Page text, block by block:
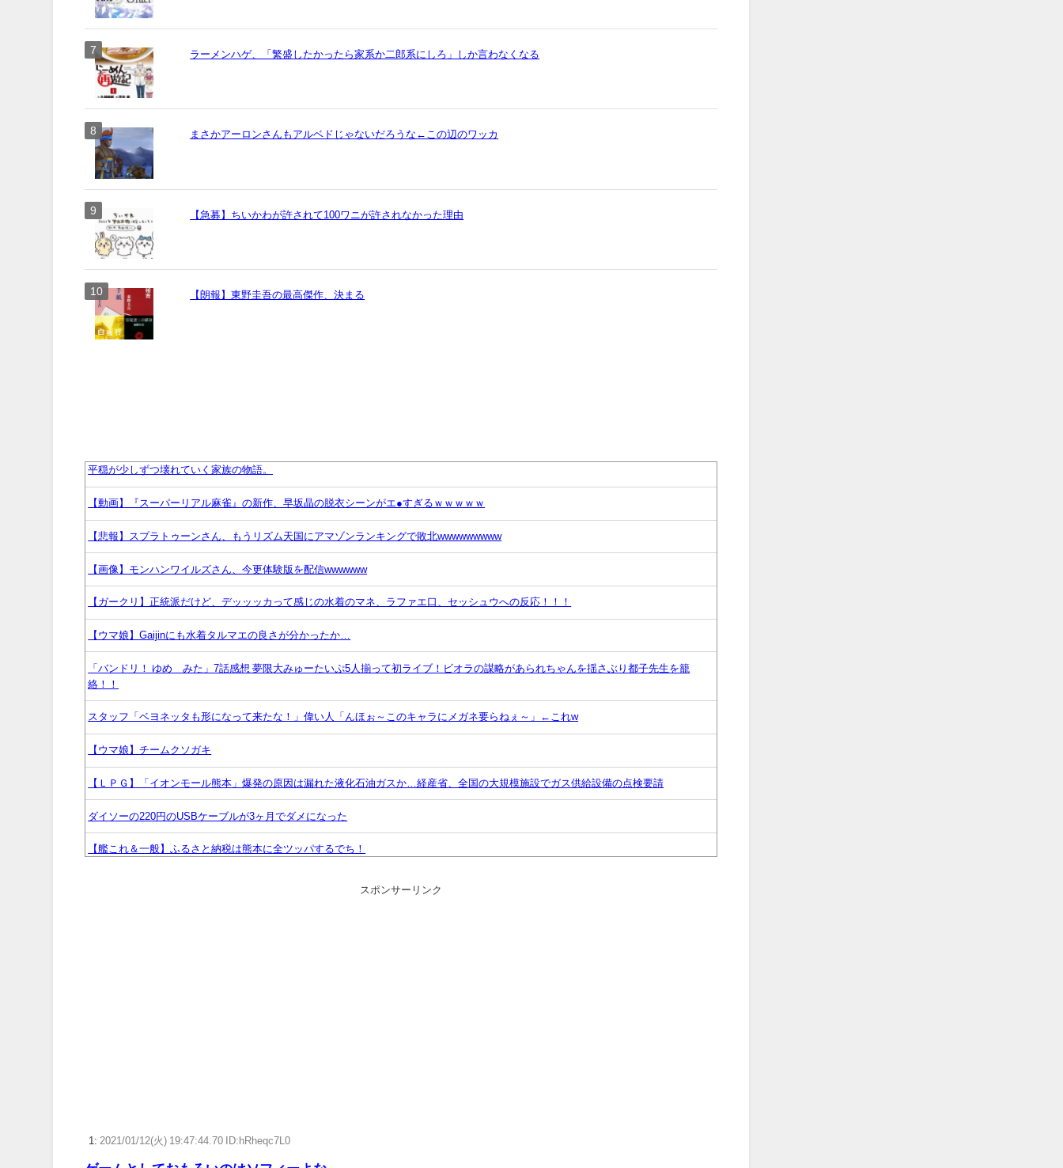
ラーメンハゲ、「繁盛したかったら家系か二郎系にしろ」しか言わなくなる
まさかアーロンさんもアルベドじゃないだろうな←この辺のワッカ
【急募】ちいかわが許されて100ワニが許されなかった理由
【朗報】東野圭吾の最高傑作、決まる
平穏が少しずつ壊れていく家族の物語。
【動画】『スーパーリアル麻雀』の新作、早坂晶の脱衣シーンがエ●すぎるｗｗｗｗｗ
【悲報】スプラトゥーンさん、もうリズム天国にアマゾンランキングで敗北wwwwwwwww
【画像】モンハンワイルズさん、今更体験版を配信wwwwww
【ガークリ】正統派だけど、デッッッカって感じの水着のマネ、ラファエ口、セッシュウへの反応！！！
【ウマ娘】Gaijinにも水着タルマエの良さが分かったか…
「バンドリ！ ゆめ∞みた」7話感想 夢限大みゅーたいぷ5人揃って初ライブ！ビオラの謀略があられちゃんを揺さぶり都子先生を籠
絡！！
スタッフ「ベヨネッタも形になって来たな！」偉い人「んほぉ～このキャラにメガネ要らねぇ～」←これw
【ウマ娘】チームクソガキ
【ＬＰＧ】「イオンモール熊本」爆発の原因は漏れた液化石油ガスか…経産省、全国の大規模施設でガス供給設備の点検要請
ダイソーの220円のUSBケーブルが3ヶ月でダメになった
【艦これ＆一般】ふるさと納税は熊本に全ツッパするでち！
スポンサーリンク
1: 2021/01/12(火) 19:47:44.70 ID:hRheqc7L0